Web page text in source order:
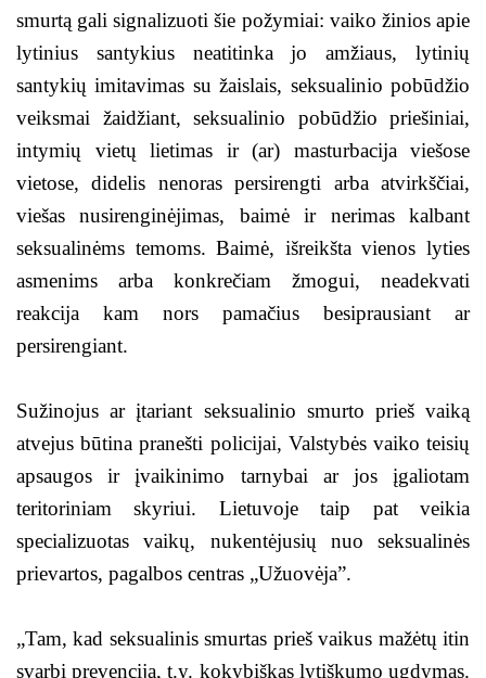
smurtą gali signalizuoti šie požymiai: vaiko žinios apie
lytinius santykius neatitinka jo amžiaus, lytinių
santykių imitavimas su žaislais, seksualinio pobūdžio
veiksmai žaidžiant, seksualinio pobūdžio priešiniai,
intymių vietų lietimas ir (ar) masturbacija viešose
vietose, didelis nenoras persirengti arba atvirkščiai,
viešas nusirenginėjimas, baimė ir nerimas kalbant
seksualinėms temoms. Baimė, išreikšta vienos lyties
asmenims arba konkrečiam žmogui, neadekvati
reakcija kam nors pamačius besiprausiant ar
persirengiant.
Sužinojus ar įtariant seksualinio smurto prieš vaiką
atvejus būtina pranešti policijai, Valstybės vaiko teisių
apsaugos ir įvaikinimo tarnybai ar jos įgaliotam
teritoriniam skyriui. Lietuvoje taip pat veikia
specializuotas vaikų, nukentėjusių nuo seksualinės
prievartos, pagalbos centras „Užuovėja”.
„Tam, kad seksualinis smurtas prieš vaikus mažėtų itin
svarbi prevencija, t.y. kokybiškas lytiškumo ugdymas.